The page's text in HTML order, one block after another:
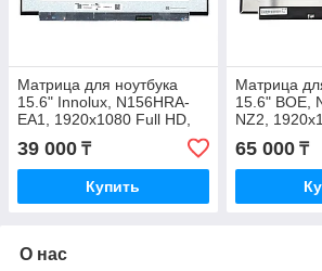
Матрица для ноутбука
15.6" Innolux, N156HRA-
EA1, 1920x1080 Full HD,
IPS,144 Hz, LED
350.66×216 новая с
гарантией
39 000 ₸
Купить
Матрица
15.6" BOE,
NZ2,
IPS, 300
mm новая с
65 000₸
О нас